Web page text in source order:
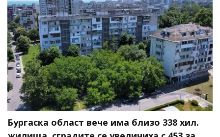
Бургаска област вече има близо 338 хил.